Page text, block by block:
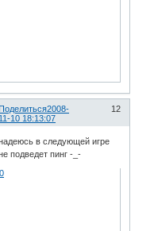
12
2008-
11-10 18:13:07
в следующей игре
подведет пинг -_-
0